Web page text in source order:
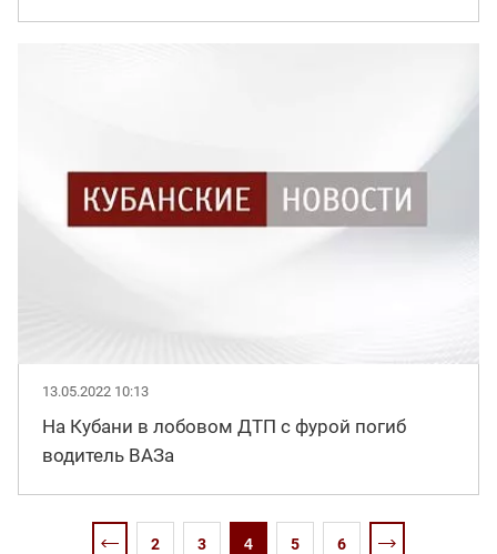
13.05.2022 10:13
На Кубани в лобовом ДТП с фурой погиб
водитель ВАЗа
2 3 4 5 6